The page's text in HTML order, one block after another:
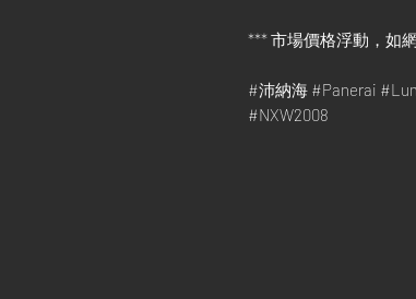
*** 市場價格浮動，如
#沛納海 #Panerai
#NXW2008